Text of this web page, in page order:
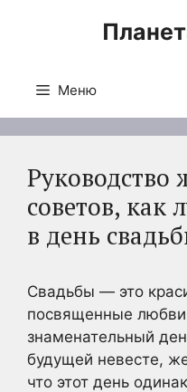
Меню
Руководство
советов, как
в день
Свадьбы — это
посвященные любви
знаменательный
будущей невесте,
что этот день